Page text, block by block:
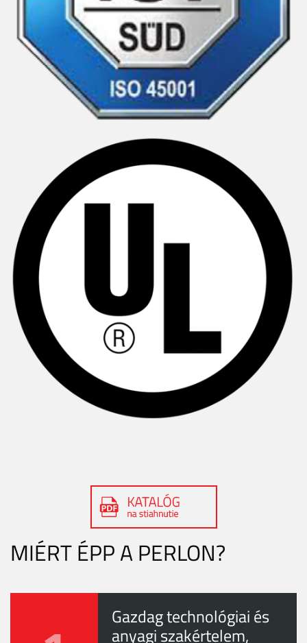
MIÉRT ÉPP A PERLON?
Gazdag technológiai és
anyagi szakértelem,